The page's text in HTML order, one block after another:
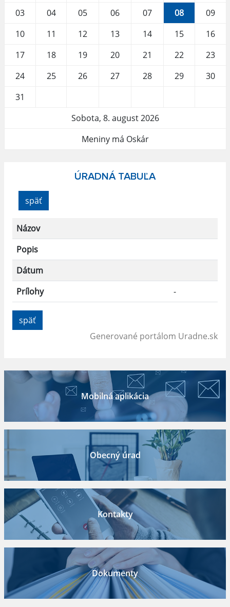
03
04 05 06 07 08
09
10
11 12 13 14 15
16
17
18 19 20 21 22
23
24
25 26 27 28 29
30
31
Sobota, 8. august 2026
Meniny má Oskár
ÚRADNÁ TABUĽA
späť
Názov
Popis
Dátum
Prílohy
-
späť
Generované portálom Uradne.sk
Mobilná aplikácia
Obecný úrad
Kontakty
Dokumenty